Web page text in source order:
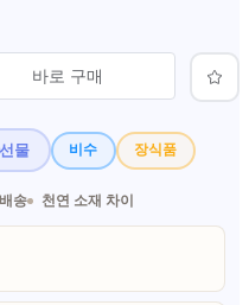
물 비수 장식품
바로 구매
송 천연 소재 차이